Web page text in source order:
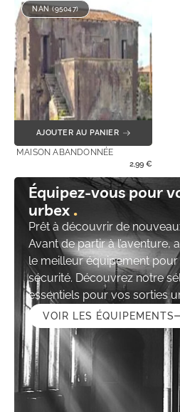
NAN (95047)
AJOUTER AU PANIER
MAISON ABANDONNÉE
2,99 €
Équipez-vous pour
urbex
Prêt à découvrir de
Avant de partir à l’aventure,
le meilleur équipement
sécurité. Découvrez notre
essentiels pour vos sorties
VOIR LES ÉQUIPEMENTS